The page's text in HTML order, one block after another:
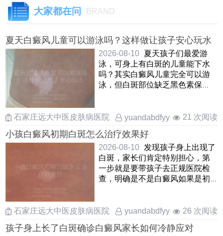
大家都在问 BRAND
夏天白癜风儿童可以游泳吗？这样做让孩子安心玩水
2026-08-10 夏天孩子们最爱游
泳，可身上有白斑的儿童能下水
吗？其实白癜风儿童完全可以游
泳，但白斑部位缺乏黑色素保
石家庄远大中医皮肤病医院
yuandabdfyy 21 次阅读
小孩白癜风初期白斑怎么治疗效果好
2026-08-10 发现孩子身上出现了
白斑，家长们肯定特别担心，第
一步就是要带孩子去正规医院检
查，明确是不是白癜风如果是初
石家庄远大中医皮肤病医院
yuandabdfyy 26 次阅读
孩子身上长了白斑确诊白癜风家长如何冷静应对